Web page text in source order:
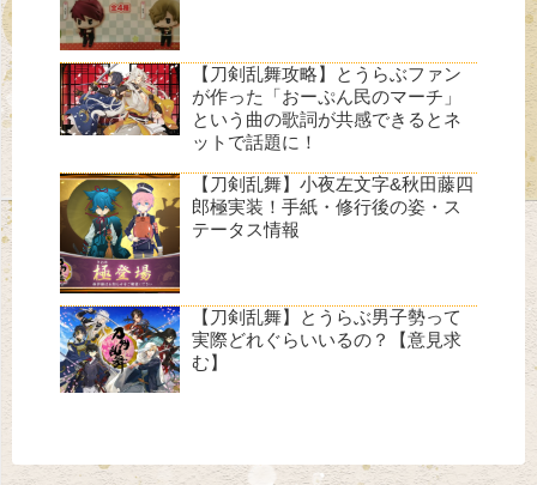
【刀剣乱舞攻略】とうらぶファン
が作った「おーぷん民のマーチ」
という曲の歌詞が共感できるとネ
ットで話題に！
【刀剣乱舞】小夜左文字&秋田藤四
郎極実装！手紙・修行後の姿・ス
テータス情報
【刀剣乱舞】とうらぶ男子勢って
実際どれぐらいいるの？【意見求
む】